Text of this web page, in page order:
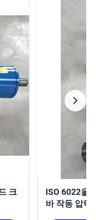
크
ISO 6022을
바 작동 압력